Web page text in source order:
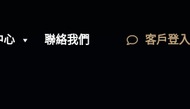
心 聯絡我們 客戶登入